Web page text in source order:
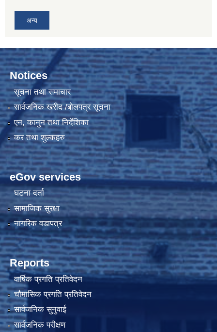
अन्य
Notices
सूचना तथा समाचार
सार्वजनिक खरीद /बोलपत्र सूचना
एन, कानुन तथा निर्देशिका
कर तथा शुल्कहरु
eGov services
घटना दर्ता
सामाजिक सुरक्षा
नागरिक वडापत्र
Reports
वार्षिक प्रगति प्रतिवेदन
चौमासिक प्रगति प्रतिवेदन
सार्वजनिक सुनुवाई
सार्वजनिक परीक्षण